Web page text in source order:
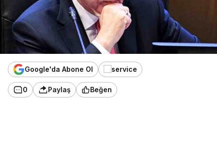
Google'da Abone Ol
0 Paylaş Beğen